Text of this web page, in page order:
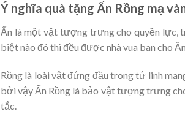
Ý nghĩa quà tặng Ấn Rồng mạ
Ấn là một vật tượng trưng cho quyền lực,
biệt nào đó thì đều được nhà vua ban cho
Rồng là loài vật đứng đầu trong tứ linh
bởi vậy Ấn Rồng là bảo vật tượng trưng
tắc.